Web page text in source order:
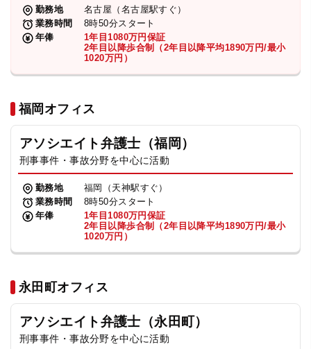
勤務地
名古屋（名古屋駅すぐ）
業務時間
8時50分スタート
年俸
1年目1080万円保証
2年目以降歩合制（2年目以降平均1890万円/最小
1020万円）
福岡オフィス
アソシエイト弁護士（福岡）
刑事事件・事故分野を中心に活動
勤務地
福岡（天神駅すぐ）
業務時間
8時50分スタート
年俸
1年目1080万円保証
2年目以降歩合制（2年目以降平均1890万円/最小
1020万円）
永田町オフィス
アソシエイト弁護士（永田町）
刑事事件・事故分野を中心に活動